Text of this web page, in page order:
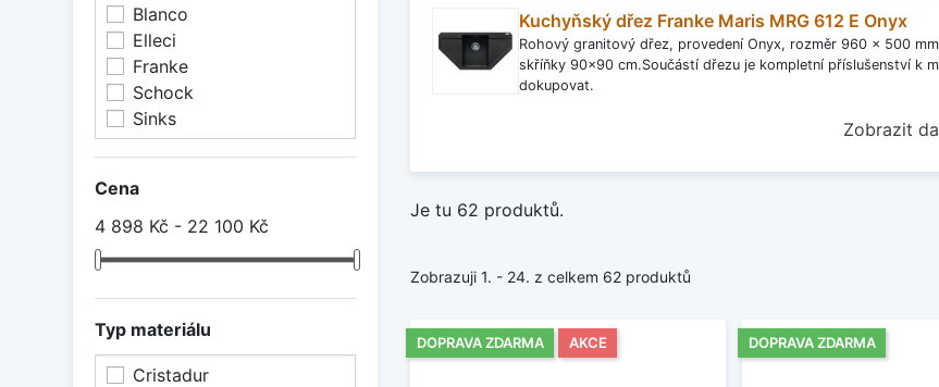
Blanco
Elleci
Franke
Schock
Sinks
Cena
4 898 Kč - 22 100 Kč
Typ materiálu
Cristadur
Kuchyňský dřez Franke Maris MRG 612 E Onyx
Rohový granitový dřez, provedení Onyx, rozměr 960 x 500
skříňky 90x90 cm.Součástí dřezu je kompletní příslušenství k
dokupovat.
Zobrazit
Je tu 62 produktů.
Zobrazuji 1. - 24. z celkem 62 produktů
DOPRAVA ZDARMA AKCE DOPRAVA ZDARMA